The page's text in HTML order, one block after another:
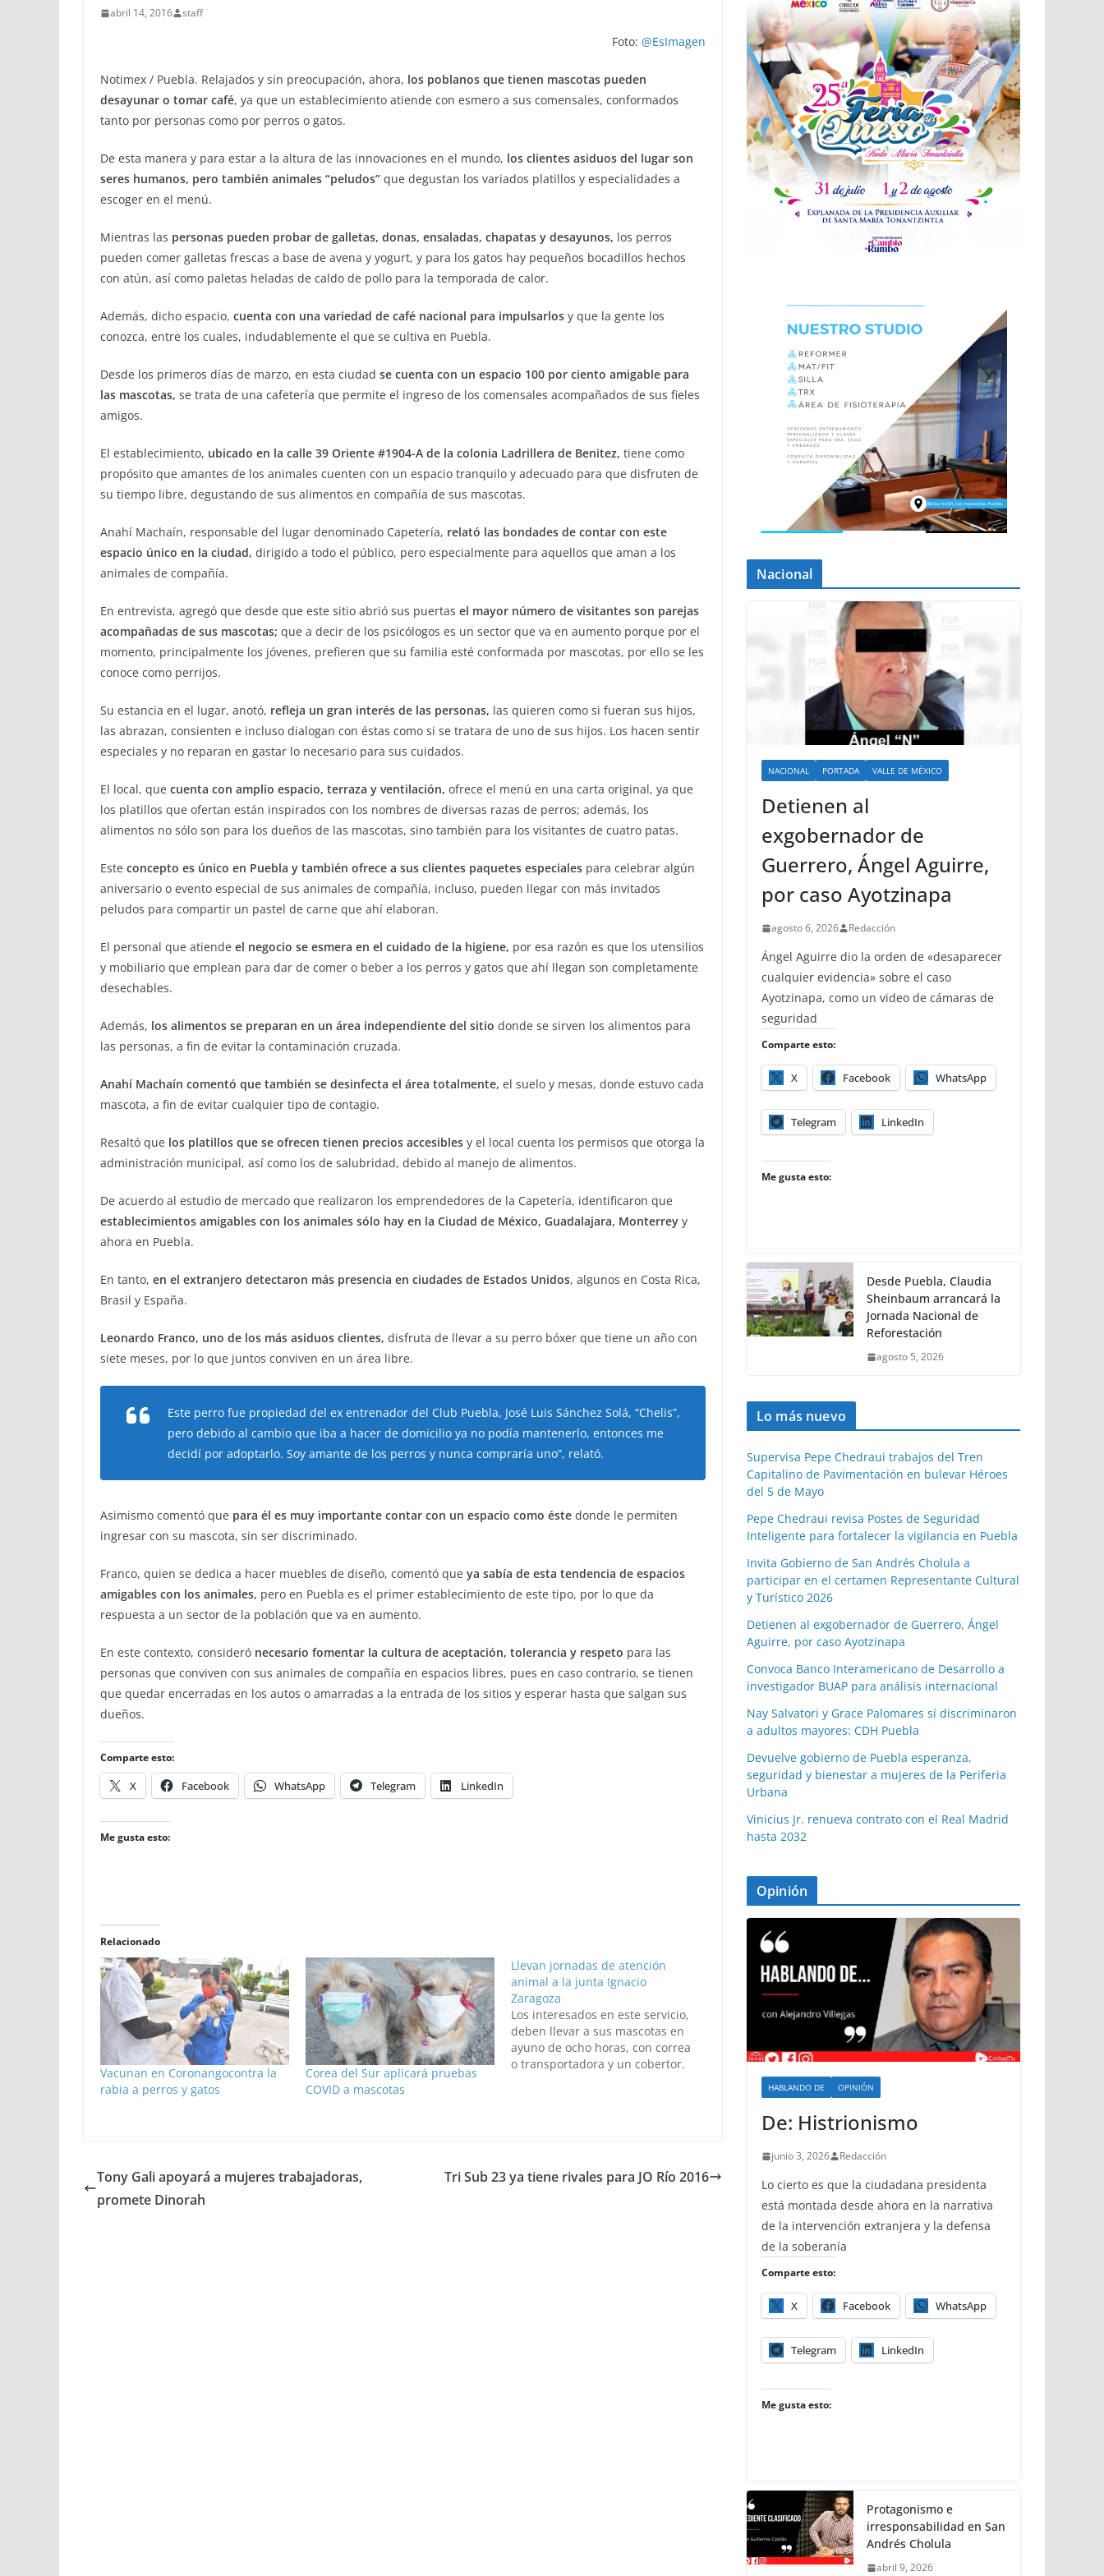
abril 14, 2016 staff
Foto: @EsImagen
Notimex / Puebla. Relajados y sin preocupación, ahora, los poblanos que tienen mascotas pueden
desayunar o tomar café, ya que un establecimiento atiende con esmero a sus comensales, conformados
tanto por personas como por perros o gatos.
De esta manera y para estar a la altura de las innovaciones en el mundo, los clientes asiduos del lugar son
seres humanos, pero también animales “peludos” que degustan los variados platillos y especialidades a
escoger en el menú.
Mientras las personas pueden probar de galletas, donas, ensaladas, chapatas y desayunos, los perros
pueden comer galletas frescas a base de avena y yogurt, y para los gatos hay pequeños bocadillos hechos
con atún, así como paletas heladas de caldo de pollo para la temporada de calor.
Además, dicho espacio, cuenta con una variedad de café nacional para impulsarlos y que la gente los
conozca, entre los cuales, indudablemente el que se cultiva en Puebla.
Desde los primeros días de marzo, en esta ciudad se cuenta con un espacio 100 por ciento amigable para
las mascotas, se trata de una cafetería que permite el ingreso de los comensales acompañados de sus fieles
amigos.
El establecimiento, ubicado en la calle 39 Oriente #1904-A de la colonia Ladrillera de Benitez, tiene como
propósito que amantes de los animales cuenten con un espacio tranquilo y adecuado para que disfruten de
su tiempo libre, degustando de sus alimentos en compañía de sus mascotas.
Anahí Machaín, responsable del lugar denominado Capetería, relató las bondades de contar con este
espacio único en la ciudad, dirigido a todo el público, pero especialmente para aquellos que aman a los
animales de compañía.
En entrevista, agregó que desde que este sitio abrió sus puertas el mayor número de visitantes son parejas
acompañadas de sus mascotas; que a decir de los psicólogos es un sector que va en aumento porque por el
momento, principalmente los jóvenes, prefieren que su familia esté conformada por mascotas, por ello se les
conoce como perrijos.
Su estancia en el lugar, anotó, refleja un gran interés de las personas, las quieren como si fueran sus hijos,
las abrazan, consienten e incluso dialogan con éstas como si se tratara de uno de sus hijos. Los hacen sentir
especiales y no reparan en gastar lo necesario para sus cuidados.
El local, que cuenta con amplio espacio, terraza y ventilación, ofrece el menú en una carta original, ya que
los platillos que ofertan están inspirados con los nombres de diversas razas de perros; además, los
alimentos no sólo son para los dueños de las mascotas, sino también para los visitantes de cuatro patas.
Este concepto es único en Puebla y también ofrece a sus clientes paquetes especiales para celebrar algún
aniversario o evento especial de sus animales de compañía, incluso, pueden llegar con más invitados
peludos para compartir un pastel de carne que ahí elaboran.
El personal que atiende el negocio se esmera en el cuidado de la higiene, por esa razón es que los utensilios
y mobiliario que emplean para dar de comer o beber a los perros y gatos que ahí llegan son completamente
desechables.
Además, los alimentos se preparan en un área independiente del sitio donde se sirven los alimentos para
las personas, a fin de evitar la contaminación cruzada.
Anahí Machaín comentó que también se desinfecta el área totalmente, el suelo y mesas, donde estuvo cada
mascota, a fin de evitar cualquier tipo de contagio.
Resaltó que los platillos que se ofrecen tienen precios accesibles y el local cuenta los permisos que otorga la
administración municipal, así como los de salubridad, debido al manejo de alimentos.
De acuerdo al estudio de mercado que realizaron los emprendedores de la Capetería, identificaron que
establecimientos amigables con los animales sólo hay en la Ciudad de México, Guadalajara, Monterrey y
ahora en Puebla.
En tanto, en el extranjero detectaron más presencia en ciudades de Estados Unidos, algunos en Costa Rica,
Brasil y España.
Leonardo Franco, uno de los más asiduos clientes, disfruta de llevar a su perro bóxer que tiene un año con
siete meses, por lo que juntos conviven en un área libre.
Este perro fue propiedad del ex entrenador del Club Puebla, José Luis Sánchez Solá, “Chelis”,
pero debido al cambio que iba a hacer de domicilio ya no podía mantenerlo, entonces me
decidí por adoptarlo. Soy amante de los perros y nunca compraría uno”, relató.
Asimismo comentó que para él es muy importante contar con un espacio como éste donde le permiten
ingresar con su mascota, sin ser discriminado.
Franco, quien se dedica a hacer muebles de diseño, comentó que ya sabía de esta tendencia de espacios
amigables con los animales, pero en Puebla es el primer establecimiento de este tipo, por lo que da
respuesta a un sector de la población que va en aumento.
En este contexto, consideró necesario fomentar la cultura de aceptación, tolerancia y respeto para las
personas que conviven con sus animales de compañía en espacios libres, pues en caso contrario, se tienen
que quedar encerradas en los autos o amarradas a la entrada de los sitios y esperar hasta que salgan sus
dueños.
Comparte esto:
X Facebook WhatsApp Telegram LinkedIn
Me gusta esto:
Relacionado
Vacunan en Coronangocontra la
rabia a perros y gatos
Corea del Sur aplicará pruebas
COVID a mascotas
Llevan jornadas de atención
animal a la junta Ignacio
Zaragoza
Los interesados en este servicio,
deben llevar a sus mascotas en
ayuno de ocho horas, con correa
o transportadora y un cobertor.
Tony Gali apoyará a mujeres trabajadoras,
promete Dinorah
Tri Sub 23 ya tiene rivales para JO Río 2016
Nacional
NACIONAL PORTADA VALLE DE MÉXICO
Detienen al
exgobernador de
Guerrero, Ángel Aguirre,
por caso Ayotzinapa
agosto 6, 2026 Redacción
Ángel Aguirre dio la orden de «desaparecer
cualquier evidencia» sobre el caso
Ayotzinapa, como un video de cámaras de
seguridad
Comparte esto:
X Facebook WhatsApp
Telegram LinkedIn
Me gusta esto:
Desde Puebla, Claudia
Sheinbaum arrancará la
Jornada Nacional de
Reforestación
agosto 5, 2026
Lo más nuevo
Supervisa Pepe Chedraui trabajos del Tren
Capitalino de Pavimentación en bulevar Héroes
del 5 de Mayo
Pepe Chedraui revisa Postes de Seguridad
Inteligente para fortalecer la vigilancia en Puebla
Invita Gobierno de San Andrés Cholula a
participar en el certamen Representante Cultural
y Turístico 2026
Detienen al exgobernador de Guerrero, Ángel
Aguirre, por caso Ayotzinapa
Convoca Banco Interamericano de Desarrollo a
investigador BUAP para análisis internacional
Nay Salvatori y Grace Palomares sí discriminaron
a adultos mayores: CDH Puebla
Devuelve gobierno de Puebla esperanza,
seguridad y bienestar a mujeres de la Periferia
Urbana
Vinicius Jr. renueva contrato con el Real Madrid
hasta 2032
Opinión
HABLANDO DE OPINIÓN
De: Histrionismo
junio 3, 2026 Redacción
Lo cierto es que la ciudadana presidenta
está montada desde ahora en la narrativa
de la intervención extranjera y la defensa
de la soberanía
Comparte esto:
X Facebook WhatsApp
Telegram LinkedIn
Me gusta esto:
Protagonismo e
irresponsabilidad en San
Andrés Cholula
abril 9, 2026